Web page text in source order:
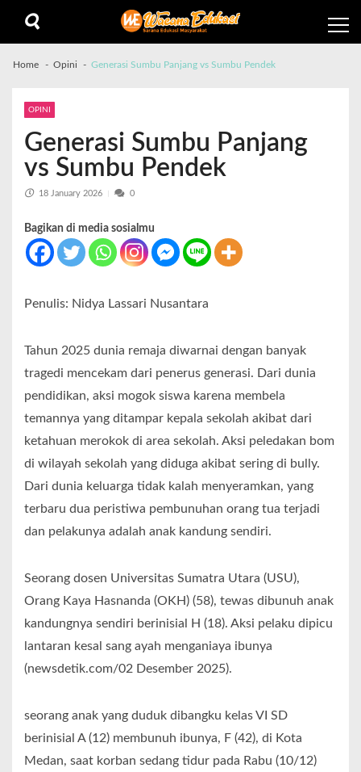
Home Opini Generasi Sumbu Panjang vs Sumbu Pendek
OPINI
Generasi Sumbu Panjang
vs Sumbu Pendek
18 January 2026 0
Bagikan di media sosialmu
Penulis: Nidya Lassari Nusantara
Tahun 2025 dunia remaja diwarnai dengan banyak
tragedi mencekam dari penerus generasi. Dari dunia
pendidikan, aksi mogok siswa karena membela
temannya yang ditampar kepala sekolah akibat dari
ketahuan merokok di area sekolah. Aksi peledakan bom
di wilayah sekolah yang diduga akibat sering di bully.
Dari dunia keluarga tidak kalah menyeramkan, yang
terbaru dua peristiwa pembunuhan orang tua terjadi
dan pelakunya adalah anak kandung sendiri.
Seorang dosen Universitas Sumatra Utara (USU),
Orang Kaya Hasnanda (OKH) (58), tewas dibunuh anak
kandungnya sendiri berinisial H (18). Aksi pelaku dipicu
lantaran kesal sang ayah menganiaya ibunya
(newsdetik.com/02 Desember 2025).
seorang anak yang duduk dibangku kelas VI SD
berinisial A (12) membunuh ibunya, F (42), di Kota
Medan, saat korban sedang tidur pada Rabu (10/12)